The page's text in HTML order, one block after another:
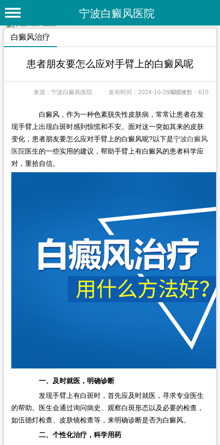
宁波白癜风医院
首 页
专家团队
特色疗法
白癜风常识
白癜风人群
白癜风部位
白癜风治疗
患者朋友要怎么应对手臂上的白癜风呢
来源：宁波白癜风医院 发布时间：2024-10-26 10:04阅读次数：615
白癜风，作为一种色素脱失性皮肤病，常常让患者在发
现手臂上出现白斑时感到惊慌和不安。面对这一突如其来的皮肤
变化，患者朋友要怎么应对手臂上的白癜风呢?以下是宁波白癜风
医院医生的一些实用的建议，帮助手臂上有白癜风的患者科学应
对，重拾自信。
一、及时就医，明确诊断
发现手臂上有白斑时，首先应及时就医，寻求专业医生
的帮助。医生会通过询问病史、观察白斑形态以及必要的检查，
如伍德灯检查、皮肤镜检查等，来明确诊断是否为白癜风。
二、个性化治疗，科学用药